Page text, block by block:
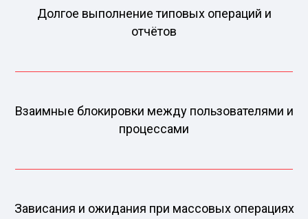
Долгое выполнение типовых операций и
отчётов
Взаимные блокировки между пользователями и
процессами
Зависания и ожидания при массовых операциях